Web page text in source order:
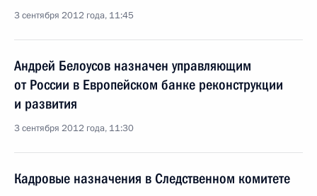
3 сентября 2012 года, 11:45
Андрей Белоусов назначен управляющим
от России в Европейском банке реконструкции
и развития
3 сентября 2012 года, 11:30
Кадровые назначения в Следственном комитете